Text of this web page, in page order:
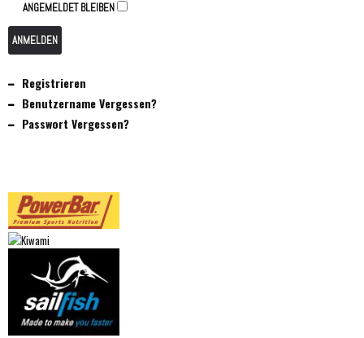
ANGEMELDET BLEIBEN
ANMELDEN
Registrieren
Benutzername Vergessen?
Passwort Vergessen?